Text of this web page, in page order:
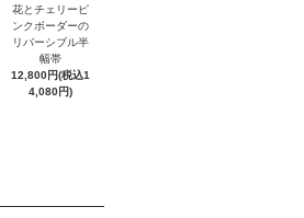
花とチェリーピ
ンクボーダーの
リバーシブル半
幅帯
12,800円(税込1
4,080円)